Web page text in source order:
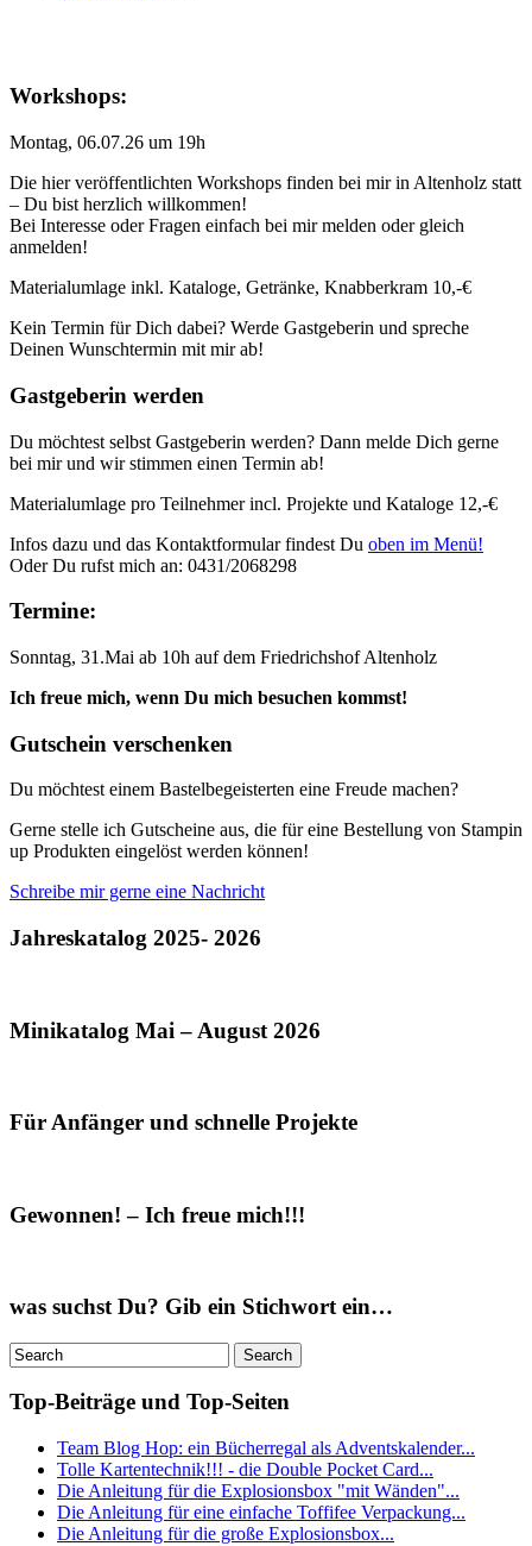
Workshops:
Montag, 06.07.26 um 19h
Die hier veröffentlichten Workshops finden bei mir in Altenholz statt
– Du bist herzlich willkommen!
Bei Interesse oder Fragen einfach bei mir melden oder gleich
anmelden!
Materialumlage inkl. Kataloge, Getränke, Knabberkram 10,-€
Kein Termin für Dich dabei? Werde Gastgeberin und spreche
Deinen Wunschtermin mit mir ab!
Gastgeberin werden
Du möchtest selbst Gastgeberin werden? Dann melde Dich gerne
bei mir und wir stimmen einen Termin ab!
Materialumlage pro Teilnehmer incl. Projekte und Kataloge 12,-€
Infos dazu und das Kontaktformular findest Du oben im Menü!
Oder Du rufst mich an: 0431/2068298
Termine:
Sonntag, 31.Mai ab 10h auf dem Friedrichshof Altenholz
Ich freue mich, wenn Du mich besuchen kommst!
Gutschein verschenken
Du möchtest einem Bastelbegeisterten eine Freude machen?
Gerne stelle ich Gutscheine aus, die für eine Bestellung von Stampin
up Produkten eingelöst werden können!
Schreibe mir gerne eine Nachricht
Jahreskatalog 2025- 2026
Minikatalog Mai – August 2026
Für Anfänger und schnelle Projekte
Gewonnen! – Ich freue mich!!!
was suchst Du? Gib ein Stichwort ein…
Top-Beiträge und Top-Seiten
Team Blog Hop: ein Bücherregal als Adventskalender...
Tolle Kartentechnik!!! - die Double Pocket Card...
Die Anleitung für die Explosionsbox "mit Wänden"...
Die Anleitung für eine einfache Toffifee Verpackung...
Die Anleitung für die große Explosionsbox...